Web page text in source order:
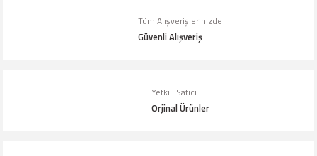
Tüm Alışverişlerinizde
Güvenli Alışveriş
Yetkili Satıcı
Orjinal Ürünler